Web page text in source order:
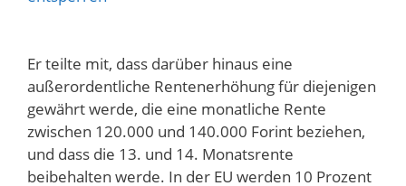
Er teilte mit, dass darüber hinaus eine
außerordentliche Rentenerhöhung für diejenigen
gewährt werde, die eine monatliche Rente
zwischen 120.000 und 140.000 Forint beziehen,
und dass die 13. und 14. Monatsrente
beibehalten werde. In der EU werden 10 Prozent